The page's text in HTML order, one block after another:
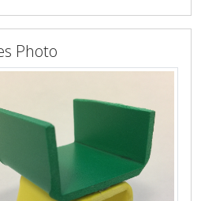
Photo